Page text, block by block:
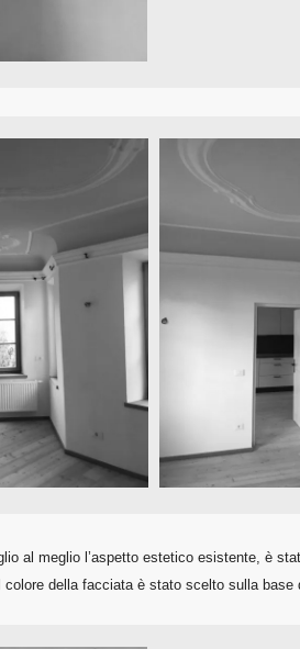
al meglio l’aspetto estetico esistente, è
della facciata è stato scelto sulla base